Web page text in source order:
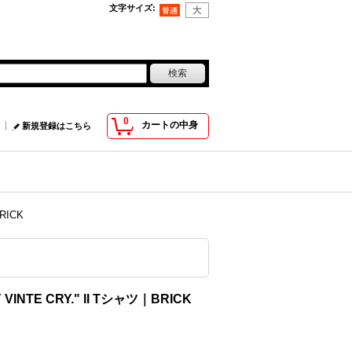
文字サイズ:
0 カートの中身
新規登録はこちら
CRY." II Tシャツ｜BRICK